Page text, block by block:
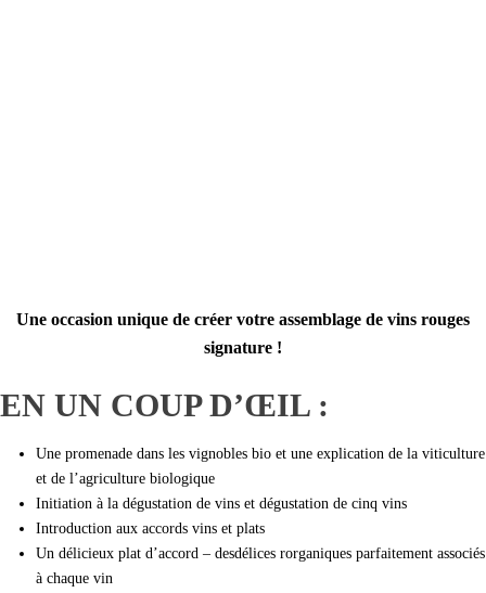
Une occasion unique de créer votre assemblage de vins rouges
signature !
EN UN COUP D’ŒIL :
Une promenade dans les vignobles bio et une explication de la viticulture
et de l’agriculture biologique
Initiation à la dégustation de vins et dégustation de cinq vins
Introduction aux accords vins et plats
Un délicieux plat d’accord – desdélices rorganiques parfaitement associés
à chaque vin